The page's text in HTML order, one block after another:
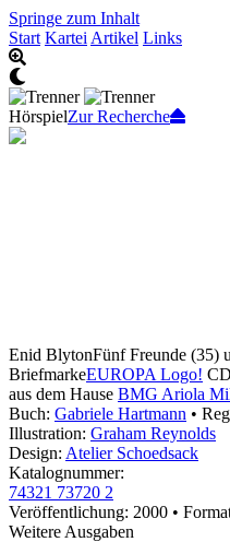
Springe zum Inhalt
Start Kartei Artikel Links
HörspielZur Recherche
Enid BlytonFünf Freunde (35)
BriefmarkeEUROPA Logo!
aus dem Hause BMG Ariola
Buch: Gabriele Hartmann •
Illustration: Graham Reynolds
Design: Atelier Schoedsack
Katalognummer:
74321 73720 2
Veröffentlichung: 2000 •
Weitere Ausgaben